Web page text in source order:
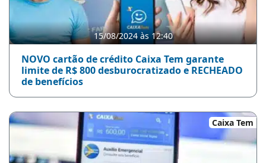
15/08/2024 às 12:40
NOVO cartão de crédito Caixa Tem garante
limite de R$ 800 desburocratizado e RECHEADO
de benefícios
Caixa Tem